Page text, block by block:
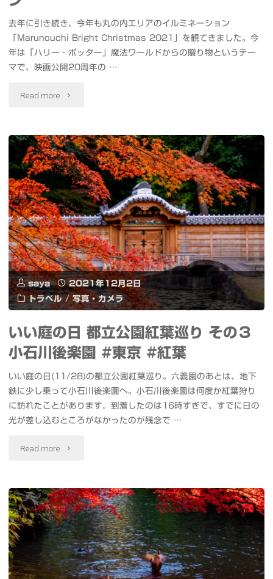
セ
ッ
し
た"
去年に引き続き、今年も丸の内エリアのイルミネーション
「Marunouchi Bright Christmas 2021」を観てきました。今
年は「ハリー・ポッター」魔法ワールドからの贈り物というテー
マで、映画公開20周年の …
Read more "Marunouchi
Christmas
2021&
Hibiya
Magic
Time
Illumination
#
京
#
イ
ル
シ
ョ
ン"
saya
2021年12月2日
トラベル / 写真・カメラ
いい庭の日 都立公園紅葉巡り その３
小石川後楽園 #東京 #紅葉
いい庭の日(11/28)の都立公園紅葉巡り。六義園のあとは、地下
鉄に少し乗って小石川後楽園へ。小石川後楽園は何度か紅葉狩り
に訪れたことがあります。到着したのは16時すぎで、すでに日の
光が差し込むところがなかったのが残念で …
Read more "い
庭
の
日
都